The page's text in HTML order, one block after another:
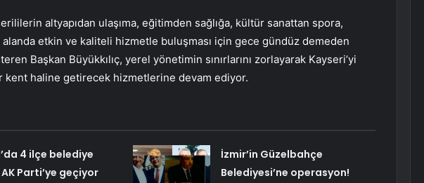
altyapıdan ulaşıma, eğitimden sağlığa, kültür sanattan spora,
etkin ve kaliteli hizmetle buluşması için gece gündüz demeden
Başkan Büyükkılıç, yerel yönetimin sınırlarını zorlayarak Kayseri’yi
kent haline getirecek hizmetlerine devam ediyor.
4 ilçe belediye
Parti’ye geçiyor
İzmir’in Güzelbahçe
Belediyesi’ne operasyon!